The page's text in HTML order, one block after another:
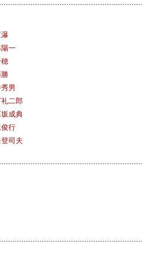
一
男
礼二郎
成典
行
司夫